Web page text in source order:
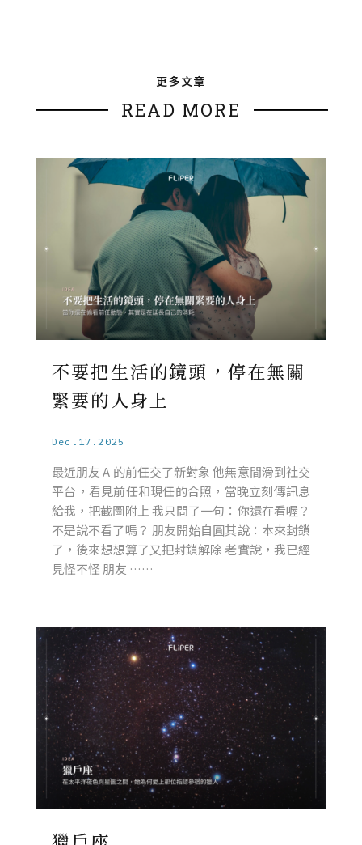
更多文章
READ MORE
不要把生活的鏡頭，停在無關
緊要的人身上
Dec.17.2025
最近朋友 A 的前任交了新對象 他無意間滑到社交
平台，看見前任和現任的合照，當晚立刻傳訊息
給我，把截圖附上 我只問了一句：你還在看喔？
不是說不看了嗎？ 朋友開始自圓其說：本來封鎖
了，後來想想算了又把封鎖解除 老實說，我已經
見怪不怪 朋友 ……